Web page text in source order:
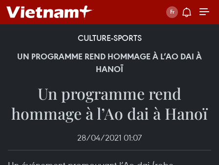
CULTURE-SPORTS
UN PROGRAMME REND HOMMAGE À L’AO DAI À
HANOÏ
Un programme rend
hommage à l’Ao dai à Hanoï
28/04/2021 01:07